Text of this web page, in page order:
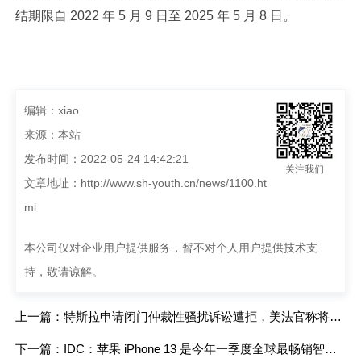
结期限自 2022 年 5 月 9 日至 2025 年 5 月 8 日。
关注我们
编辑：xiao
来源：本站
发布时间：2022-05-24 14:42:21
文章地址： http://www.sh-youth.cn/news/1100.ht
ml
本公司仅对企业用户提供服务，暂不对个人用户提供技术支
持，敬请谅解。
上一篇：特斯拉申请闭门仲裁性骚扰诉讼遭拒，美法官称将公开审理
下一篇：IDC：苹果 iPhone 13 是今年一季度全球最畅销智能手机